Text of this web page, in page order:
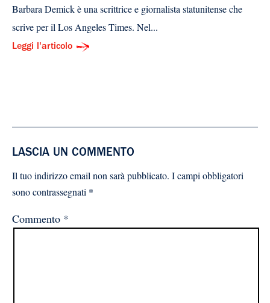
Barbara Demick è una scrittrice e giornalista statunitense che
scrive per il Los Angeles Times. Nel...
Leggi l'articolo
LASCIA UN COMMENTO
Il tuo indirizzo email non sarà pubblicato. I campi obbligatori
sono contrassegnati *
Commento *